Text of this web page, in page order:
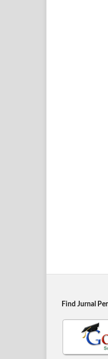
Find Jurnal